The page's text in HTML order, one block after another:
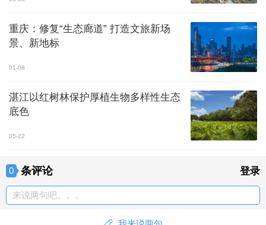
重庆：修复“生态廊道” 打造文旅新场
景、新地标
01-08
湛江以红树林保护厚植生物多样性生态
底色
05-22
0 条评论 登录
来说两句吧。。。